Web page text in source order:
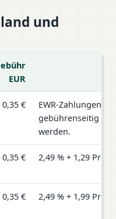
und
EUR
0,35 €
EWR-Zahlungen in
gebührenseitig
werden.
0,35 € 2,49 % + 1,29
0,35 € 2,49 % + 1,99